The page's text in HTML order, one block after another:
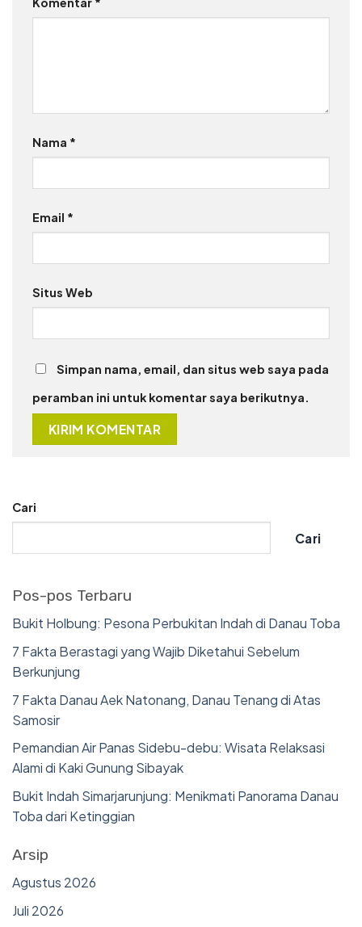
Nama *
Email *
Situs Web
Simpan nama, email, dan situs web saya pada
peramban ini untuk komentar saya berikutnya.
Cari
Cari
Pos-pos Terbaru
Bukit Holbung: Pesona Perbukitan Indah di Danau Toba
7 Fakta Berastagi yang Wajib Diketahui Sebelum
Berkunjung
7 Fakta Danau Aek Natonang, Danau Tenang di Atas
Samosir
Pemandian Air Panas Sidebu-debu: Wisata Relaksasi
Alami di Kaki Gunung Sibayak
Bukit Indah Simarjarunjung: Menikmati Panorama Danau
Toba dari Ketinggian
Arsip
Agustus 2026
Juli 2026